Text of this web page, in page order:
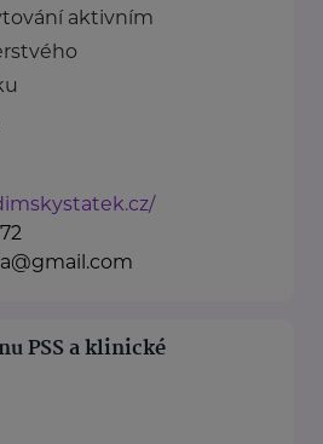
aktivním
PSS a klinické